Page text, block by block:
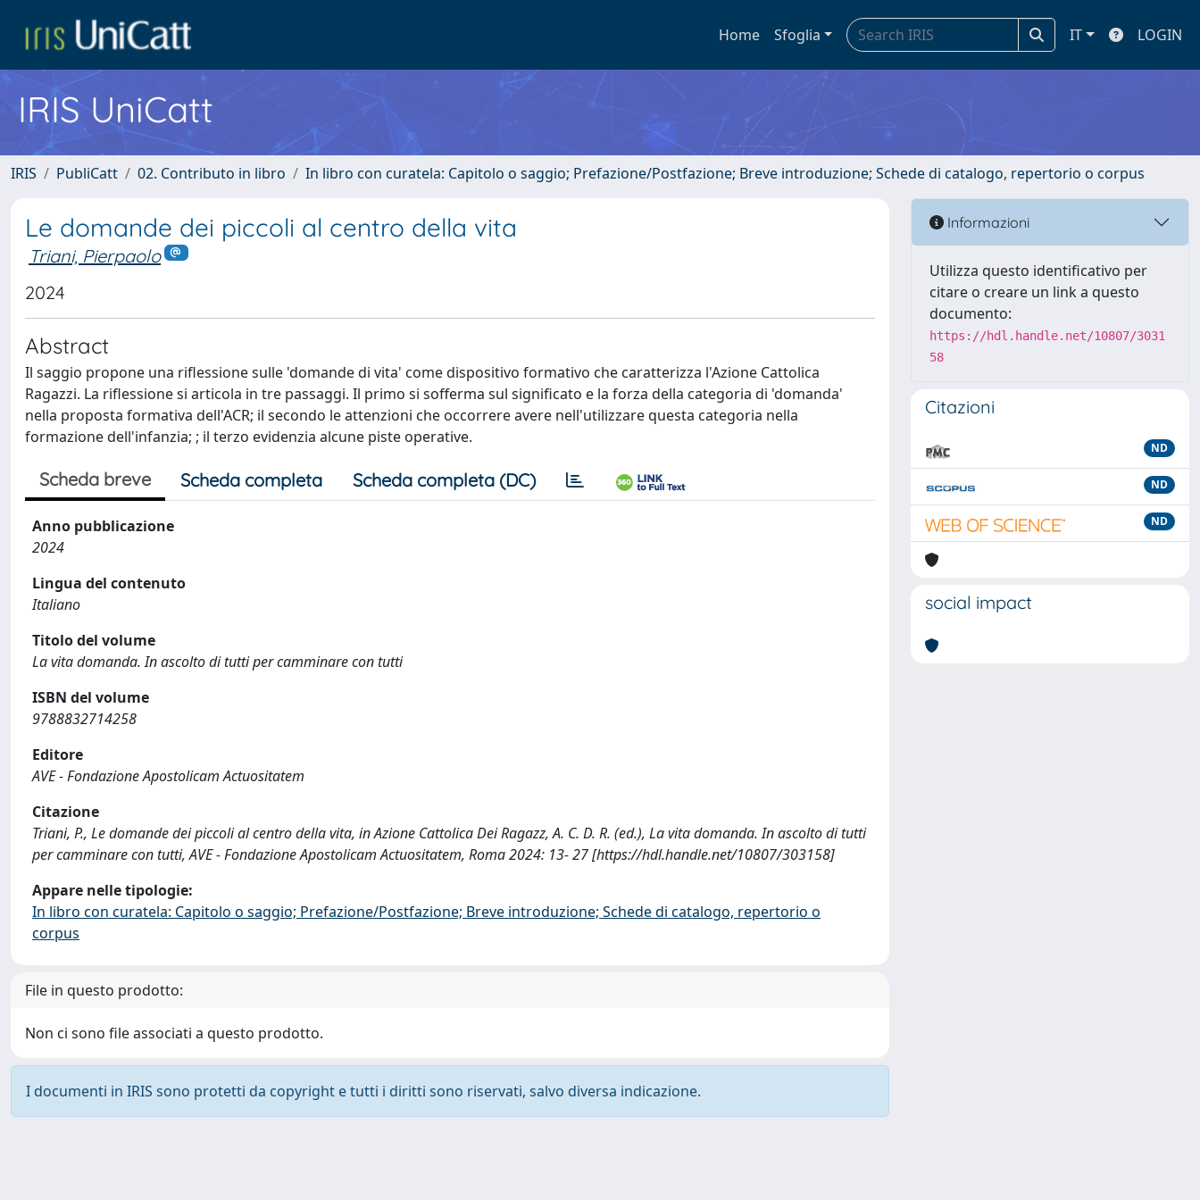
Home Sfoglia IT LOGIN
IRIS UniCatt
IRIS PubliCatt 02. Contributo in libro In libro con curatela: Capitolo o saggio; Prefazione/Postfazione; Breve introduzione; Schede di catalogo, repertorio o corpus
Le domande dei piccoli al centro della vita
Triani, Pierpaolo
2024
Abstract
Il saggio propone una riflessione sulle 'domande di vita' come dispositivo formativo che caratterizza l'Azione Cattolica
Ragazzi. La riflessione si articola in tre passaggi. Il primo si sofferma sul significato e la forza della categoria di 'domanda'
nella proposta formativa dell'ACR; il secondo le attenzioni che occorrere avere nell'utilizzare questa categoria nella
formazione dell'infanzia; ; il terzo evidenzia alcune piste operative.
Scheda breve Scheda completa Scheda completa (DC)
Anno pubblicazione
2024
Lingua del contenuto
Italiano
Titolo del volume
La vita domanda. In ascolto di tutti per camminare con tutti
ISBN del volume
9788832714258
Editore
AVE - Fondazione Apostolicam Actuositatem
Citazione
Triani, P., Le domande dei piccoli al centro della vita, in Azione Cattolica Dei Ragazz, A. C. D. R. (ed.), La vita domanda. In ascolto di tutti
per camminare con tutti, AVE - Fondazione Apostolicam Actuositatem, Roma 2024: 13- 27 [https://hdl.handle.net/10807/303158]
Appare nelle tipologie:
In libro con curatela: Capitolo o saggio; Prefazione/Postfazione; Breve introduzione; Schede di catalogo, repertorio o
corpus
File in questo prodotto:
Non ci sono file associati a questo prodotto.
I documenti in IRIS sono protetti da copyright e tutti i diritti sono riservati, salvo diversa indicazione.
Informazioni
Utilizza questo identificativo per
citare o creare un link a questo
documento:
https://hdl.handle.net/10807/3031
58
Citazioni
ND
ND
ND
social impact